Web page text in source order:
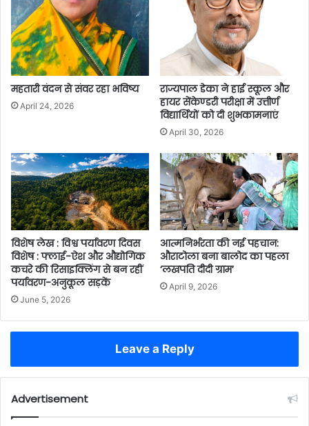
महतारी वंदन से संवर रहा भविष्य
April 24, 2026
राज्यपाल डेका ने हाई स्कूल और
हायर सेंकेण्डरी परीक्षा में उत्तीर्ण
विद्यार्थियों को दी शुभकामनाएं
April 30, 2026
विशेष लेख : विश्व पर्यावरण दिवस
विशेष : फ्लाई-ऐश और औद्योगिक
कचरे की रिसाइक्लिंग से बन रहीं
पर्यावरण-अनुकूल सड़कें
June 5, 2026
आत्मनिर्भरता की नई पहचान:
औराटोला बना बालोद का पहला
‘लखपति दीदी ग्राम’
April 9, 2026
Leave a Reply
Advertisement